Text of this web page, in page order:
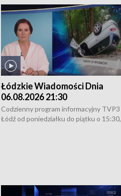
Łódzkie Wiadomości Dnia
06.08.2026 21:30
Codzienny program informacyjny TVP3
Łódź od poniedziałku do piątku o 15:30,